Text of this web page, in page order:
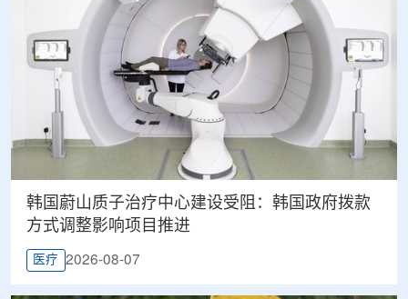
韩国蔚山质子治疗中心建设受阻：韩国政府拨款
方式调整影响项目推进
医疗 2026-08-07